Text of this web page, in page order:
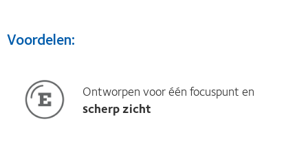
Voordelen:
Ontworpen voor één focuspunt en
scherp zicht